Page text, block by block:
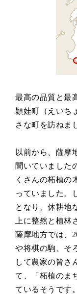
最高の品質と最
頴娃町（えいち
さな町を訪ねま
以前から、薩摩
聞いていました
くさんの柘植の
っていました。
となり、休耕地
上に整然と植林
薩摩地方では、
や将棋の駒、そ
して農家の皆さ
て、「柘植のま
ているそうです。